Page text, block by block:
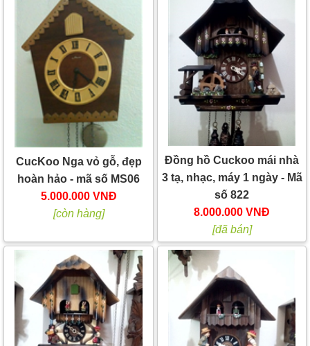
CucKoo Nga vỏ gỗ, đẹp
hoàn hảo - mã số MS06
5.000.000 VNĐ
[còn hàng]
Đồng hồ Cuckoo mái nhà
3 tạ, nhạc, máy 1 ngày - Mã
số 822
8.000.000 VNĐ
[đã bán]